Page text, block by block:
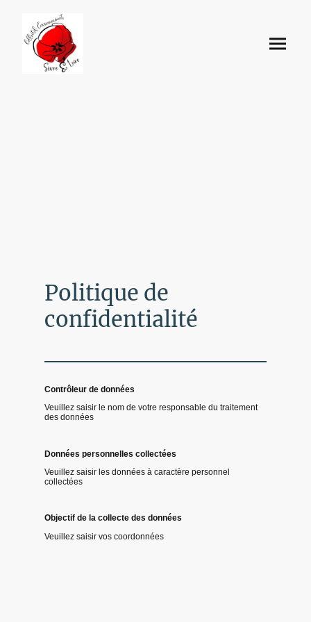
Politique de
confidentialité
Contrôleur de données
Veuillez saisir le nom de votre responsable du traitement
des données
Données personnelles collectées
Veuillez saisir les données à caractère personnel
collectées
Objectif de la collecte des données
Veuillez saisir vos coordonnées